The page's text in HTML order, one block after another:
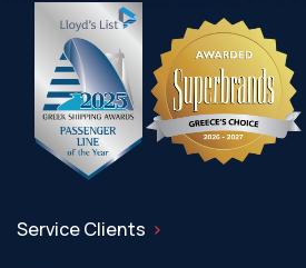
Service Clients